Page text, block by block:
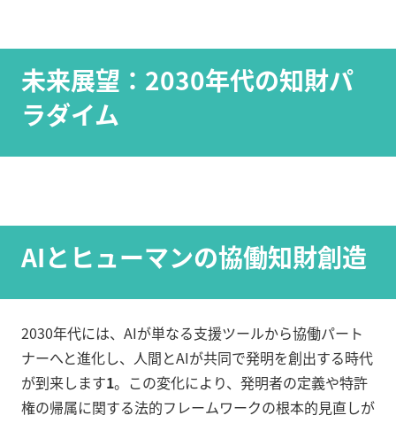
未来展望：2030年代の知財パ
ラダイム
AIとヒューマンの協働知財創造
2030年代には、AIが単なる支援ツールから協働パート
ナーへと進化し、人間とAIが共同で発明を創出する時代
が到来します1。この変化により、発明者の定義や特許
権の帰属に関する法的フレームワークの根本的見直しが